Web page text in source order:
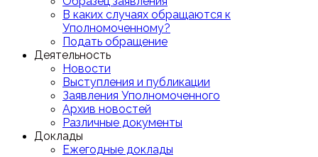
В каких случаях обращаются к
Уполномоченному?
Подать обращение
Деятельность
Новости
Выступления и публикации
Заявления Уполномоченного
Архив новостей
Различные документы
Доклады
Ежегодные доклады